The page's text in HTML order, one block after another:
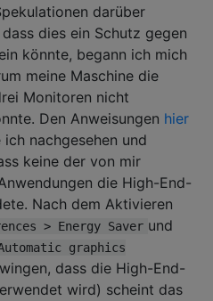
darüber
dies ein Schutz gegen
könnte, begann ich mich
meine Maschine die
Monitoren nicht
Den Anweisungen hier
nachgesehen und
keine der von mir
die High-End-
Nach dem Aktivieren
> Energy Saver und
graphics
dass die High-End-
wird) scheint das